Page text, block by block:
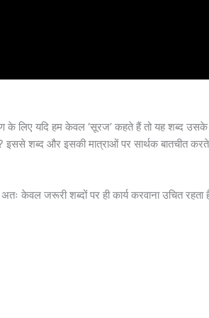
के लिए यदि हम केवल ‘सूरज’ कहते हैं तो यह शब्द उसके
इससे शब्द और इसकी मात्राओं पर सार्थक बातचीत
केवल जरूरी शब्दों पर ही कार्य करवाना उचित रहता